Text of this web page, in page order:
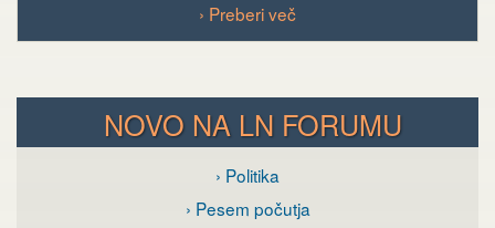
› Preberi več
NOVO NA LN FORUMU
› Politika
› Pesem počutja